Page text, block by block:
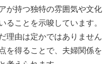
が持つ独特の雰囲気や文化
ることを示唆しています。
理由は定かではありません
を得ることで、夫婦関係を